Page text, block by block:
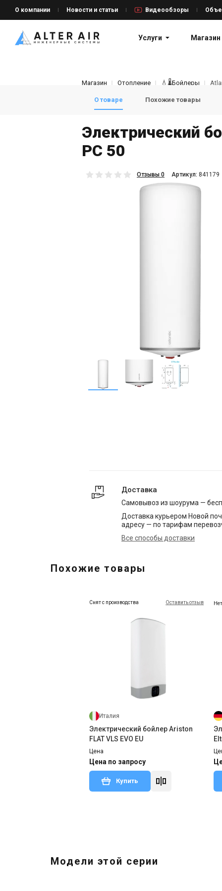
О компании Новости и статьи Видеообзоры
Услуги Магазин
Магазин Отопление 💧🌡️Бойлеры
О товаре Похожие товары
Электрический
PC 50
Отзывы 0 Aртикул: 841179
Доставка
Самовывоз из шоурума —
Доставка курьером Новой
адресу — по тарифам
Все способы доставки
Похожие товары
Снят с производства Оставить отзыв
Италия
Электрический бойлер Ariston
FLAT VLS EVO EU
Цена
Цена по запросу
Купить
Модели этой серии